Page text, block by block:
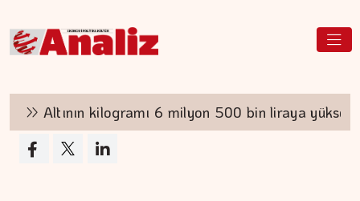
Altının kilogramı 6 milyon 500 bin liraya yükseldi